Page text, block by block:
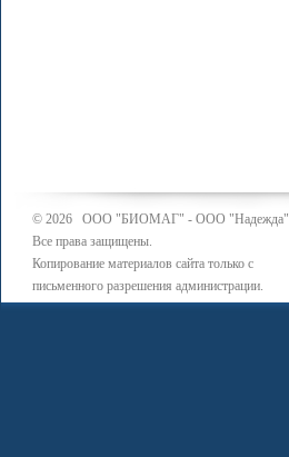
© 2026 ООО "БИОМАГ" - ООО "Надежда"
Все права защищены.
Копирование материалов сайта только с
письменного разрешения администрации.